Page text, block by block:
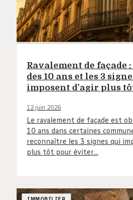
Ravalement de façade
des 10 ans et les 3
imposent d’agir plus
12 juin 2026
Le ravalement de façade est
10 ans dans certaines
reconnaître les 3 signes qui
plus tôt pour éviter…